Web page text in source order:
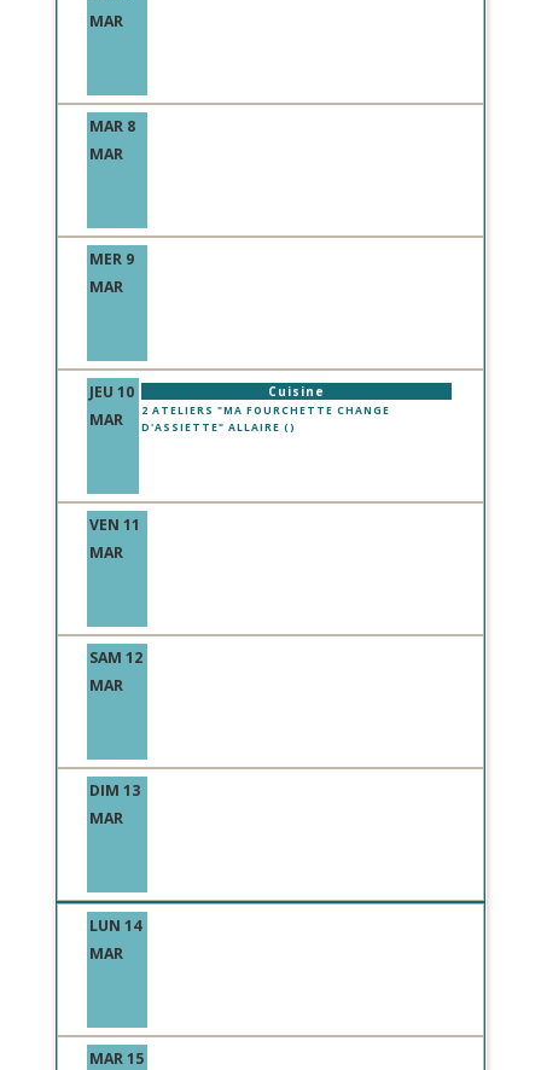
MAR
MAR 8
MAR
MER 9
MAR
JEU 10
MAR
Cuisine
2 ATELIERS "MA FOURCHETTE CHANGE
D'ASSIETTE" ALLAIRE ()
VEN 11
MAR
SAM 12
MAR
DIM 13
MAR
LUN 14
MAR
MAR 15